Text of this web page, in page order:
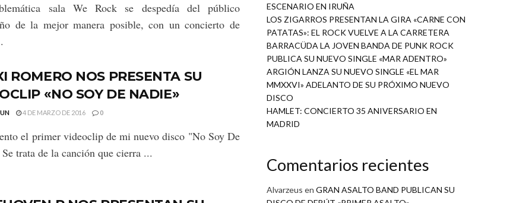
sala We Rock se despedía del público
de la mejor manera posible, con un concierto de
ROMERO NOS PRESENTA SU
«NO SOY DE NADIE»
4 DE MARZO DE 2016 0
el primer videoclip de mi nuevo disco "No Soy De
trata de la canción que cierra ...
ESCENARIO EN IRUÑA
LOS ZIGARROS PRESENTAN LA GIRA «CARNE CON
PATATAS»: EL ROCK VUELVE A LA CARRETERA
BARRACÜDA LA JOVEN BANDA DE PUNK ROCK
PUBLICA SU NUEVO SINGLE «MAR ADENTRO»
ARGIÓN LANZA SU NUEVO SINGLE «EL MAR
MMXXVI» ADELANTO DE SU PRÓXIMO NUEVO
DISCO
HAMLET: CONCIERTO 35 ANIVERSARIO EN
MADRID
Comentarios recientes
Alvarzeus en GRAN ASALTO BAND PUBLICAN SU